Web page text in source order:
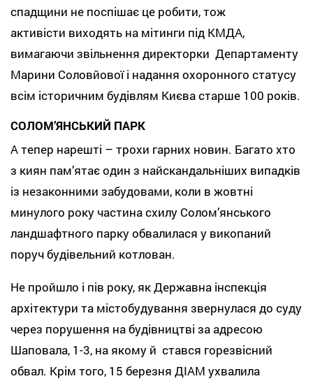
спадщини не поспішає це робити, тож
активісти виходять на мітинги під КМДА,
вимагаючи звільнення директорки Департаменту
Марини Соловйової і надання охоронного статусу
всім історичним будівлям Києва старше 100 років.
СОЛОМ’ЯНСЬКИЙ ПАРК
А тепер нарешті – трохи гарних новин. Багато хто
з киян пам’ятає один з найскандальніших випадків
із незаконними забудовами, коли в жовтні
минулого року частина схилу Солом’янського
ландшафтного парку обвалилася у викопаний
поруч будівельний котлован.
Не пройшло і пів року, як Державна інспекція
архітектури та містобудування звернулася до суду
через порушення на будівництві за адресою
Шаповала, 1-3, на якому й стався горезвісний
обвал. Крім того, 15 березня ДІАМ ухвалила